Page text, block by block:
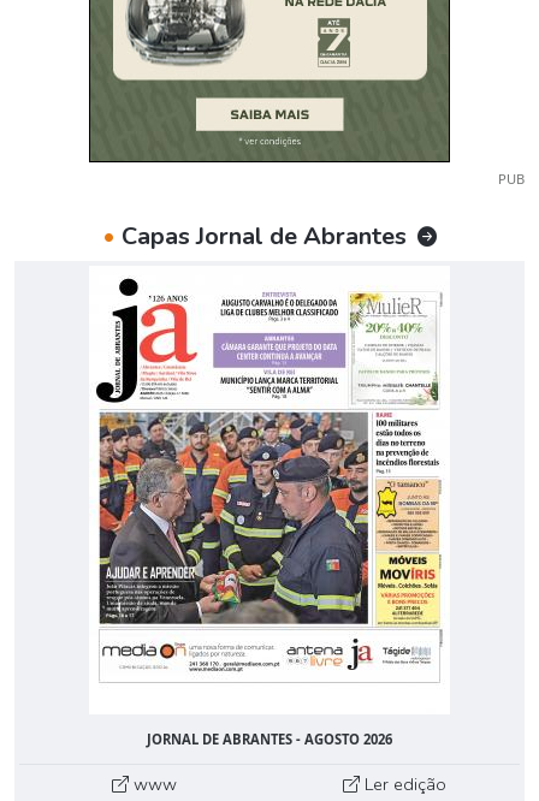
PUB
• Capas Jornal de Abrantes
JORNAL DE ABRANTES - AGOSTO 2026
www Ler edição